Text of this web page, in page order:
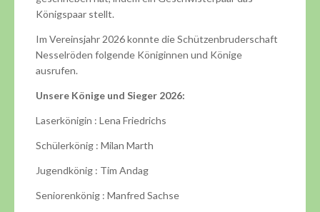
Königspaar stellt.
Im Vereinsjahr 2026 konnte die Schützenbruderschaft
Nesselröden folgende Königinnen und Könige
ausrufen.
Unsere Könige und Sieger 2026:
Laserkönigin : Lena Friedrichs
Schülerkönig : Milan Marth
Jugendkönig : Tim Andag
Seniorenkönig : Manfred Sachse